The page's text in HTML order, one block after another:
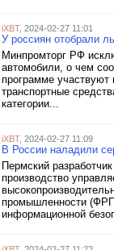
iXBT, 2024-02-27 11:01
У россиян отобрали
Минпромторг РФ
автомобили, о чем
программе участвуют
транспортные
категории...
iXBT, 2024-02-27 11:09
В России наладили
Пермский
производство
промышленности
информационной